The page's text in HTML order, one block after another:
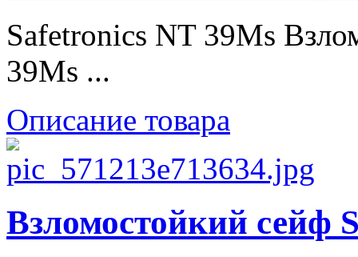
Safetronics NT 39Ms
39Ms ...
Описание товара
Взломостойкий сейф